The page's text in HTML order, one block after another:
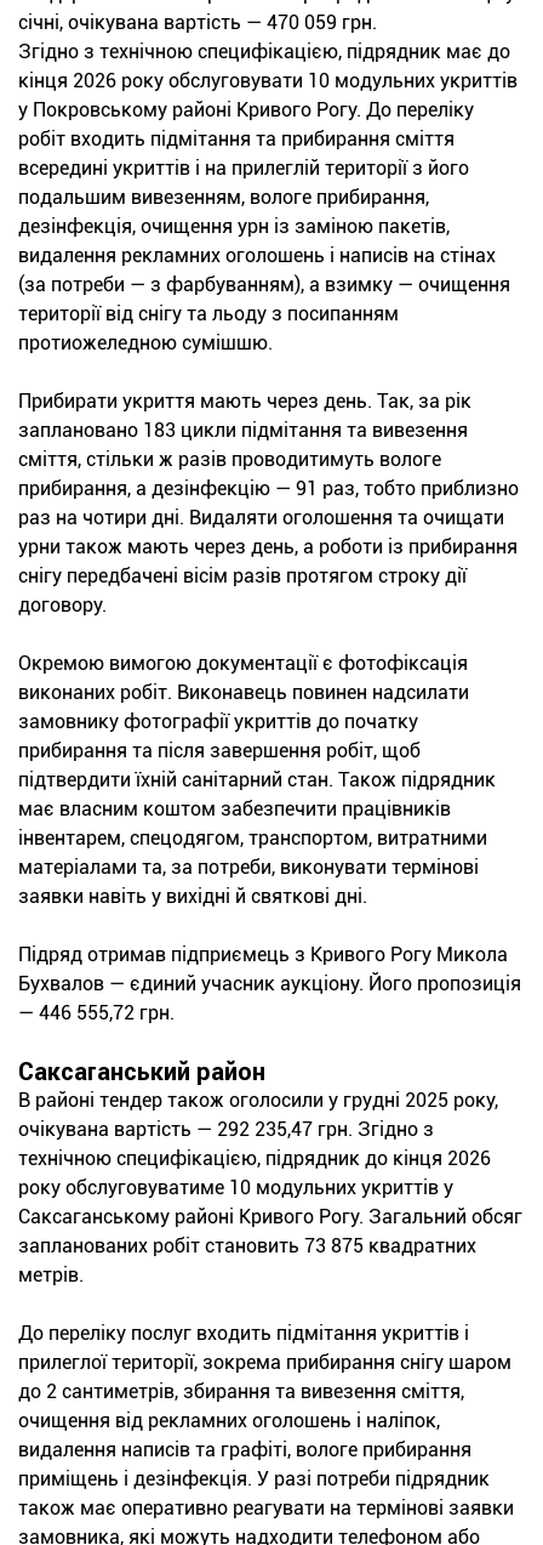
січні, очікувана вартість — 470 059 грн.
Згідно з технічною специфікацією, підрядник має до
кінця 2026 року обслуговувати 10 модульних укриттів
у Покровському районі Кривого Рогу. До переліку
робіт входить підмітання та прибирання сміття
всередині укриттів і на прилеглій території з його
подальшим вивезенням, вологе прибирання,
дезінфекція, очищення урн із заміною пакетів,
видалення рекламних оголошень і написів на стінах
(за потреби — з фарбуванням), а взимку — очищення
території від снігу та льоду з посипанням
протиожеледною сумішшю.
Прибирати укриття мають через день. Так, за рік
заплановано 183 цикли підмітання та вивезення
сміття, стільки ж разів проводитимуть вологе
прибирання, а дезінфекцію — 91 раз, тобто приблизно
раз на чотири дні. Видаляти оголошення та очищати
урни також мають через день, а роботи із прибирання
снігу передбачені вісім разів протягом строку дії
договору.
Окремою вимогою документації є фотофіксація
виконаних робіт. Виконавець повинен надсилати
замовнику фотографії укриттів до початку
прибирання та після завершення робіт, щоб
підтвердити їхній санітарний стан. Також підрядник
має власним коштом забезпечити працівників
інвентарем, спецодягом, транспортом, витратними
матеріалами та, за потреби, виконувати термінові
заявки навіть у вихідні й святкові дні.
Підряд отримав підприємець з Кривого Рогу Микола
Бухвалов — єдиний учасник аукціону. Його пропозиція
— 446 555,72 грн.
Саксаганський район
В районі тендер також оголосили у грудні 2025 року,
очікувана вартість — 292 235,47 грн. Згідно з
технічною специфікацією, підрядник до кінця 2026
року обслуговуватиме 10 модульних укриттів у
Саксаганському районі Кривого Рогу. Загальний обсяг
запланованих робіт становить 73 875 квадратних
метрів.
До переліку послуг входить підмітання укриттів і
прилеглої території, зокрема прибирання снігу шаром
до 2 сантиметрів, збирання та вивезення сміття,
очищення від рекламних оголошень і наліпок,
видалення написів та графіті, вологе прибирання
приміщень і дезінфекція. У разі потреби підрядник
також має оперативно реагувати на термінові заявки
замовника, які можуть надходити телефоном або